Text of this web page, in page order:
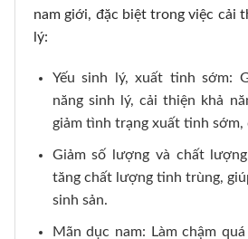
nam giới, đặc biệt trong việc cải
lý:
Yếu sinh lý, xuất tinh sớm:
năng sinh lý, cải thiện khả
giảm tình trạng xuất tinh sớm,
Giảm số lượng và chất
tăng chất lượng tinh trùng,
sinh sản.
Mãn dục nam: Làm chậm